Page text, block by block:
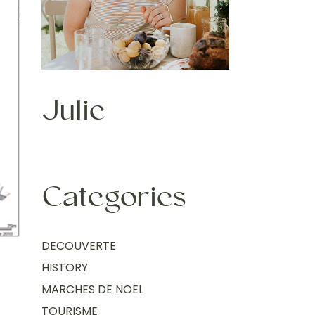
Julie
Categories
DECOUVERTE
HISTORY
MARCHES DE NOEL
TOURISME